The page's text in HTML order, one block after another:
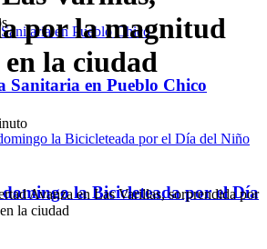
Sanitaria en Pueblo Chico
domingo la Bicicleteada por el Día
por la magnitud
la ciudad